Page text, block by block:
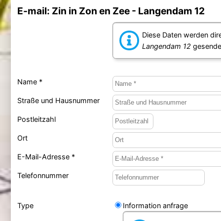
E-mail: Zin in Zon en Zee - Langendam 12
Diese Daten werden
Langendam 12
Name *
Straße und Hausnummer
Postleitzahl
Ort
E-Mail-Adresse *
Telefonnummer
Type Information anfrage